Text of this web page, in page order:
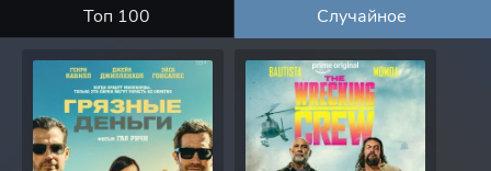
Топ 100
Случайное